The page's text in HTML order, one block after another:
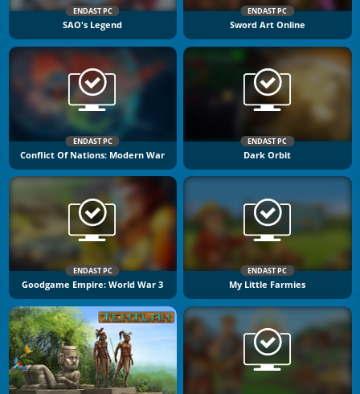
ENDAST PC
SAO's Legend
ENDAST PC
Sword Art Online
ENDAST PC
Conflict Of Nations: Modern War
ENDAST PC
Dark Orbit
ENDAST PC
Goodgame Empire: World War 3
ENDAST PC
My Little Farmies